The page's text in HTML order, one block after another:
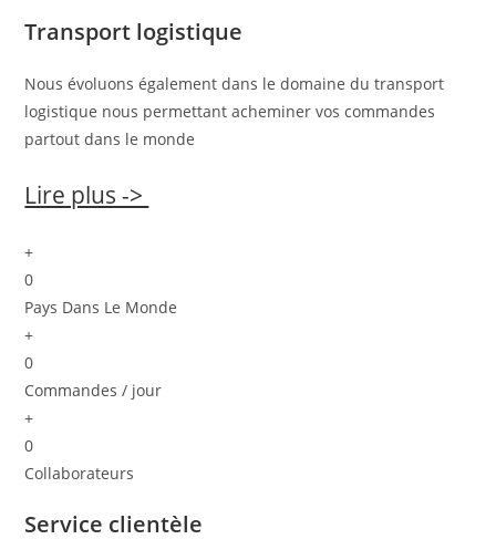
Transport logistique
Nous évoluons également dans le domaine du transport
logistique nous permettant acheminer vos commandes
partout dans le monde
Lire plus ->
+
0
Pays Dans Le Monde
+
0
Commandes / jour
+
0
Collaborateurs
Service clientèle